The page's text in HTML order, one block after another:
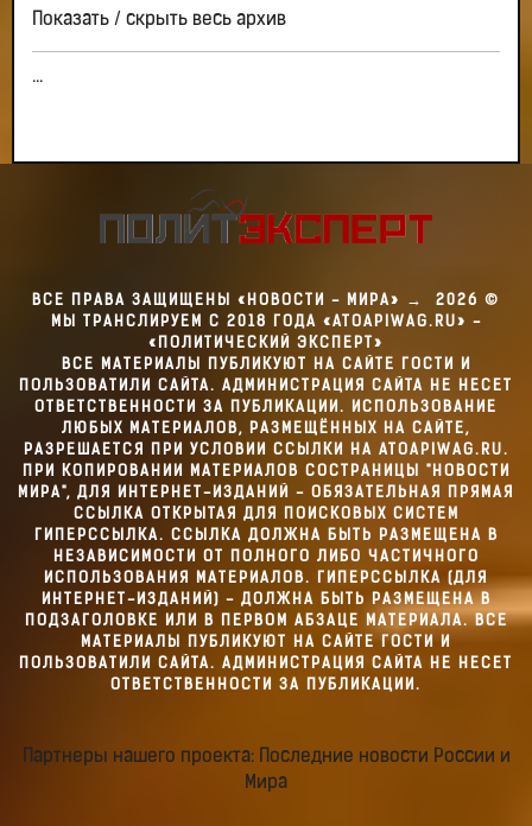
Показать / скрыть весь архив
...
ВСЕ ПРАВА ЗАЩИЩЕНЫ «НОВОСТИ - МИРА» → 2026 ©
МЫ ТРАНСЛИРУЕМ С 2018 ГОДА «ATOAPIWAG.RU» -
«ПОЛИТИЧЕСКИЙ ЭКСПЕРТ»
ВСЕ МАТЕРИАЛЫ ПУБЛИКУЮТ НА САЙТЕ ГОСТИ И
ПОЛЬЗОВАТИЛИ САЙТА. АДМИНИСТРАЦИЯ САЙТА НЕ НЕСЕТ
ОТВЕТСТВЕННОСТИ ЗА ПУБЛИКАЦИИ. ИСПОЛЬЗОВАНИЕ
ЛЮБЫХ МАТЕРИАЛОВ, РАЗМЕЩЁННЫХ НА САЙТЕ,
РАЗРЕШАЕТСЯ ПРИ УСЛОВИИ ССЫЛКИ НА ATOAPIWAG.RU.
ПРИ КОПИРОВАНИИ МАТЕРИАЛОВ СОСТРАНИЦЫ "НОВОСТИ
МИРА", ДЛЯ ИНТЕРНЕТ-ИЗДАНИЙ - ОБЯЗАТЕЛЬНАЯ ПРЯМАЯ
ССЫЛКА ОТКРЫТАЯ ДЛЯ ПОИСКОВЫХ СИСТЕМ
ГИПЕРССЫЛКА. ССЫЛКА ДОЛЖНА БЫТЬ РАЗМЕЩЕНА В
НЕЗАВИСИМОСТИ ОТ ПОЛНОГО ЛИБО ЧАСТИЧНОГО
ИСПОЛЬЗОВАНИЯ МАТЕРИАЛОВ. ГИПЕРССЫЛКА (ДЛЯ
ИНТЕРНЕТ-ИЗДАНИЙ) - ДОЛЖНА БЫТЬ РАЗМЕЩЕНА В
ПОДЗАГОЛОВКЕ ИЛИ В ПЕРВОМ АБЗАЦЕ МАТЕРИАЛА. ВСЕ
МАТЕРИАЛЫ ПУБЛИКУЮТ НА САЙТЕ ГОСТИ И
ПОЛЬЗОВАТИЛИ САЙТА. АДМИНИСТРАЦИЯ САЙТА НЕ НЕСЕТ
ОТВЕТСТВЕННОСТИ ЗА ПУБЛИКАЦИИ.
Партнеры нашего проекта: Последние новости России и
Мира